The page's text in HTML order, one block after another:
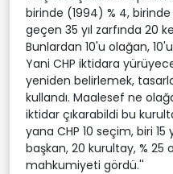
birinde (1994) % 4, birinde
geçen 35 yıl zarfında 20
Bunlardan 10'u olağan,
Yani CHP iktidara
yeniden belirlemek,
kullandı. Maalesef ne
iktidar çıkarabildi bu
yana CHP 10 seçim, biri
başkan, 20 kurultay, % 25
mahkumiyeti gördü.''